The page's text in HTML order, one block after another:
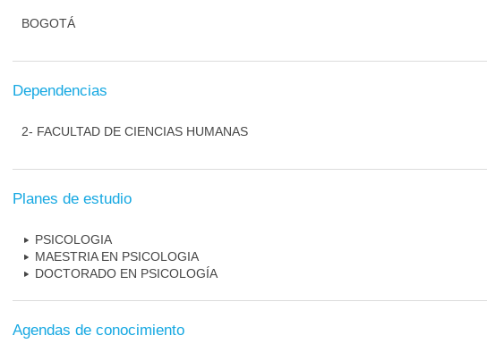
BOGOTÁ
Dependencias
2- FACULTAD DE CIENCIAS HUMANAS
Planes de estudio
PSICOLOGIA
MAESTRIA EN PSICOLOGIA
DOCTORADO EN PSICOLOGÍA
Agendas de conocimiento